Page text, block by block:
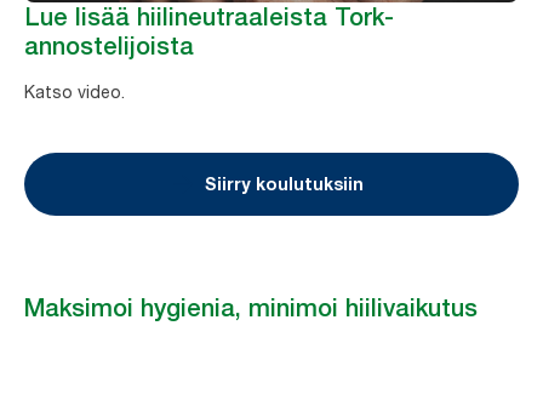
Lue lisää hiilineutraaleista Tork-
annostelijoista
Katso video.
Siirry koulutuksiin
Maksimoi hygienia, minimoi hiilivaikutus